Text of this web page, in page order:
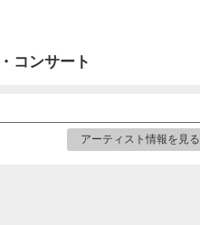
コンサート
アーティスト情報を見る